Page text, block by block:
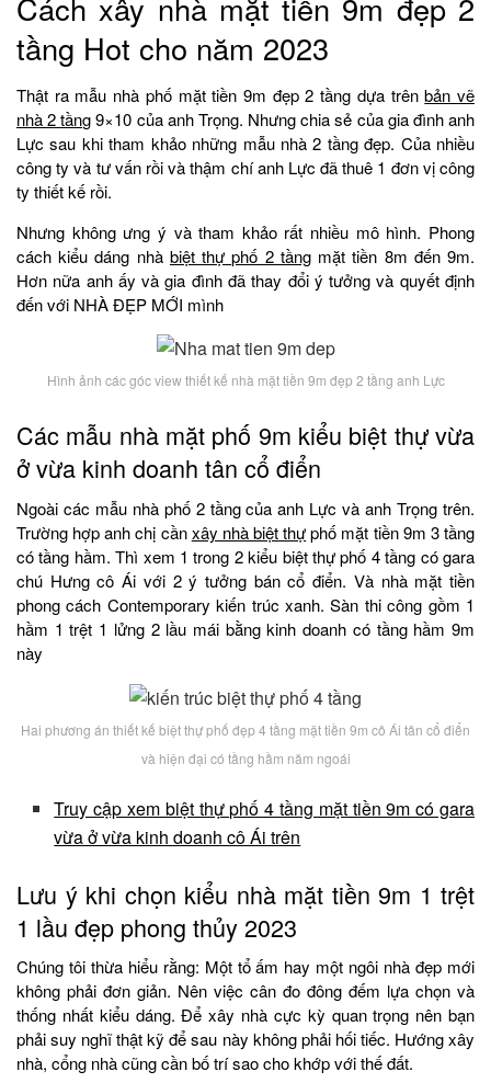
tầng Hot cho năm 2023
Thật ra mẫu nhà phố mặt tiền 9m đẹp 2 tầng dựa trênbản vẽ
nhà 2 tầng9×10 của anh Trọng. Nhưng chia sẻ của gia đình anh
Lực sau khi tham khảo những mẫu nhà 2 tầng đẹp. Của nhiều
công ty và tư vấn rồi và thậm chí anh Lực đã thuê 1 đơn vị công
ty thiết kế rồi.
Nhưng không ưng ý và tham khảo rất nhiều mô hình. Phong
cách kiểu dáng nhà biệt thự phố 2 tầngmặt tiền 8m đến 9m.
Hơn nữa anh ấy và gia đình đã thay đổi ý tưởng và quyết định
đến với NHÀ ĐẸP MỚI mình
Hình ảnh các góc view thiết kế nhà mặt tiền 9m đẹp 2 tầng anh Lực
Các mẫu nhà mặt phố 9m kiểu biệt thự vừa
ở vừa kinh doanh tân cổ điển
Ngoài các mẫu nhà phố 2 tầng của anh Lực và anh Trọng trên.
Trường hợp anh chị cầnxây nhà biệt thựphố mặt tiền 9m 3 tầng
có tầng hầm. Thì xem 1 trong 2 kiểu biệt thự phố 4 tầng có gara
chú Hưng cô Ái với 2 ý tưởng bán cổ điển. Và nhà mặt tiền
phong cách Contemporary kiến trúc xanh. Sàn thi công gồm 1
hầm 1 trệt 1 lửng 2 lầu mái bằng kinh doanh có tầng hầm 9m
này
Hai phương án thiết kế biệt thự phố đẹp 4 tầng mặt tiền 9m cô Ái tân cổ điển
và hiện đại có tầng hầm năm ngoái
Truy cập xem biệt thự phố 4 tầng mặt tiền 9m có gara
vừa ở vừa kinh doanh cô Ái trên
Lưu ý khi chọn kiểu nhà mặt tiền 9m 1 trệt
1 lầu đẹp phong thủy 2023
Chúng tôi thừa hiểu rằng: Một tổ ấm hay một ngôi nhà đẹp mới
không phải đơn giản. Nên việc cân đo đông đếm lựa chọn và
thống nhất kiểu dáng. Để xây nhà cực kỳ quan trọng nên bạn
phải suy nghĩ thật kỹ để sau này không phải hối tiếc. Hướng xây
nhà, cổng nhà cũng cần bố trí sao cho khớp với thế đất.